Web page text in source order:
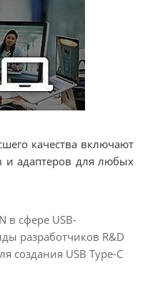
качества включают
и адаптеров для любых
в сфере USB-
разработчиков R&D
создания USB Type-C